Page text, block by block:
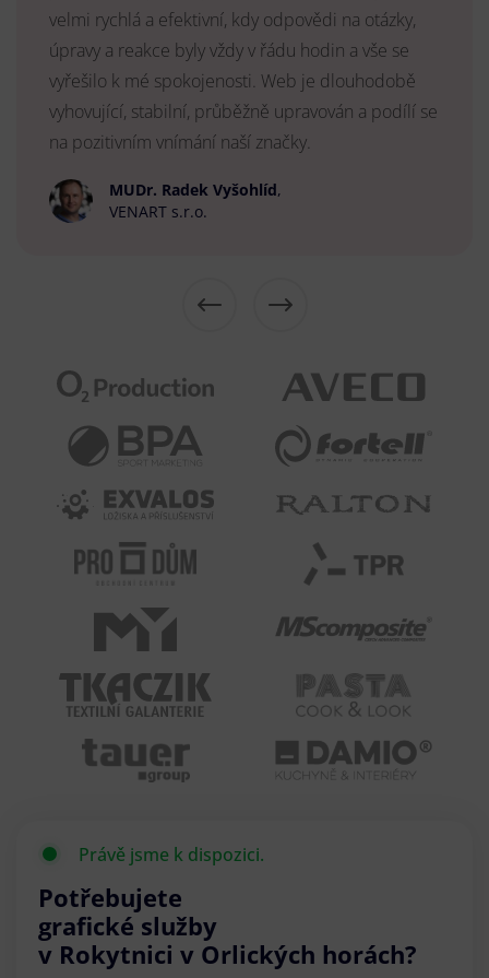
velmi rychlá a efektivní, kdy odpovědi na otázky,
úpravy a reakce byly vždy v řádu hodin a vše se
vyřešilo k mé spokojenosti. Web je dlouhodobě
vyhovující, stabilní, průběžně upravován a podílí se
na pozitivním vnímání naší značky.
MUDr. Radek Vyšohlíd,
VENART s.r.o.
Právě jsme k dispozici.
Potřebujete
grafické služby
v Rokytnici v Orlických horách?